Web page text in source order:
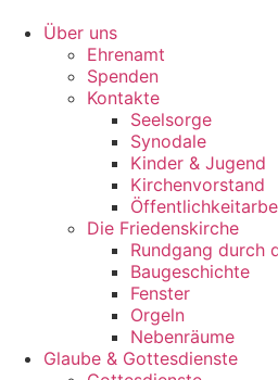
Inhalt
springen
Über uns
Ehrenamt
Spenden
Kontakte
Seelsorge
Synodale
Kinder & Jugend
Kirchenvorstand
Die Friedenskirche
Rundgang durch
Baugeschichte
Fenster
Orgeln
Nebenräume
Glaube & Gottesdienste